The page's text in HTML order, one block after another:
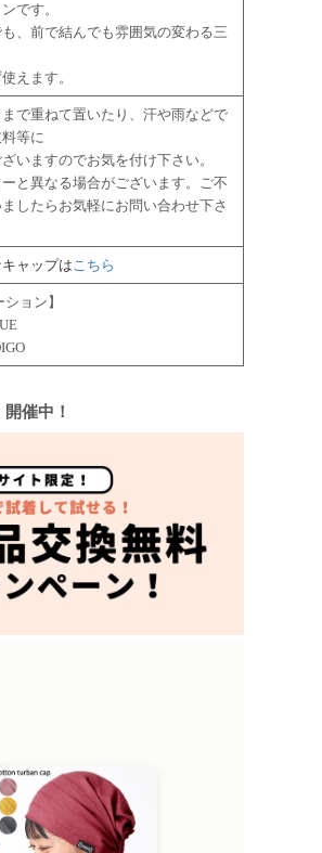
です。
、前で結んでも雰囲気の変わる三
えます。
まで重ねて置いたり、汗や雨などで
等に
いますのでお気を付け下さい。
ーと異なる場合がございます。ご不
したらお気軽にお問い合わせ下さ
ャップはこちら
ョン】
催中！